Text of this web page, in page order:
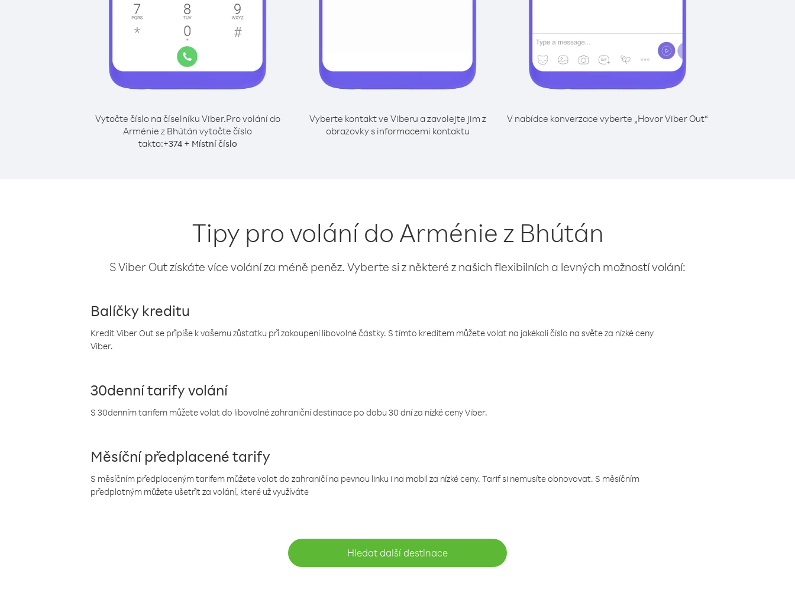
Vytočte číslo na číselníku Viber.Pro volání do
Arménie z Bhútán vytočte číslo
takto:+374+ Místní číslo
Vyberte kontakt ve Viberu a zavolejte jim z
obrazovky s informacemi kontaktu
V nabídce konverzace vyberte „Hovor Viber Out“
Tipy pro volání do Arménie z Bhútán
S Viber Out získáte více volání za méně peněz. Vyberte si z některé z našich flexibilních a levných možností volání:
Balíčky kreditu
Kredit Viber Out se připíše k vašemu zůstatku při zakoupení libovolné částky. S tímto kreditem můžete volat na jakékoli číslo na světe za nízké ceny
Viber.
30denní tarify volání
S 30denním tarifem můžete volat do libovolné zahraniční destinace po dobu 30 dní za nízké ceny Viber.
Měsíční předplacené tarify
S měsíčním předplaceným tarifem můžete volat do zahraničí na pevnou linku i na mobil za nízké ceny. Tarif si nemusíte obnovovat. S měsíčním
předplatným můžete ušetřit za volání, které už využíváte
Hledat další destinace